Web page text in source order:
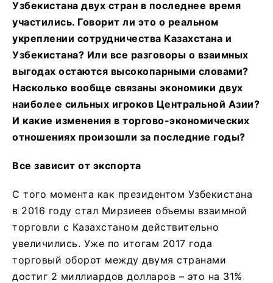
Узбекистана двух стран в последнее время
участились. Говорит ли это о реальном
укреплении сотрудничества Казахстана и
Узбекистана? Или все разговоры о взаимных
выгодах остаются высокопарными словами?
Насколько вообще связаны экономики двух
наиболее сильных игроков Центральной Азии?
И какие изменения в торгово-экономических
отношениях произошли за последние годы?
Все зависит от экспорта
С того момента как президентом Узбекистана
в 2016 году стал Мирзиеев объемы взаимной
торговли с Казахстаном действительно
увеличились. Уже по итогам 2017 года
торговый оборот между двумя странами
достиг 2 миллиардов долларов – это на 31%